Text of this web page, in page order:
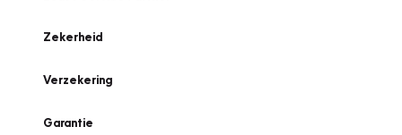
Zekerheid
Verzekering
Garantie